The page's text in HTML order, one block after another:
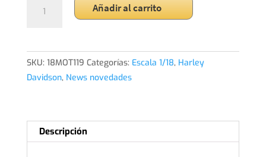
Moto
Davidson
XR1200X
Maisto
cantidad
Añadir al carrito
SKU: 18MOT119 Categorías: Escala 1/18, Harley
Davidson, News novedades
Descripción